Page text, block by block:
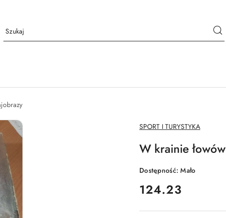
NAZWA
PRODUCENTA:
SPORT I TURYSTYKA
W krainie łowów
Dostępność:Mało
cena:
124.23